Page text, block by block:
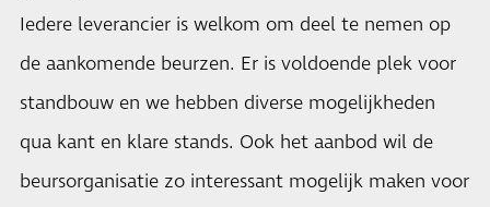
Iedere leverancier is welkom om deel te nemen op
de aankomende beurzen. Er is voldoende plek voor
standbouw en we hebben diverse mogelijkheden
qua kant en klare stands. Ook het aanbod wil de
beursorganisatie zo interessant mogelijk maken voor